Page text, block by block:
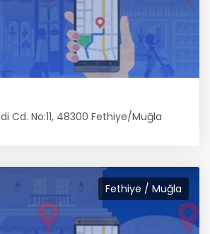
Cd. No:11, 48300 Fethiye/Muğla
Fethiye / Muğla